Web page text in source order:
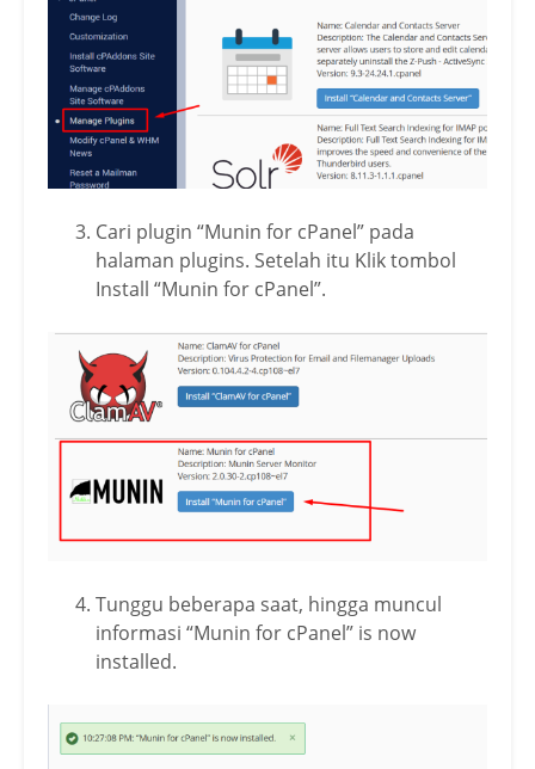
Cari plugin “Munin for cPanel” pada
halaman plugins. Setelah itu Klik tombol
Install “Munin for cPanel”.
Tunggu beberapa saat, hingga muncul
informasi “Munin for cPanel” is now
installed.